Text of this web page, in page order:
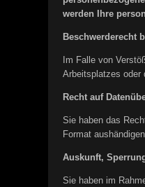
werden Ihre
Beschwerderecht
Im Falle von
Arbeitsplatzes oder
Recht auf
Sie haben das
Format
Auskunft,
Sie haben im